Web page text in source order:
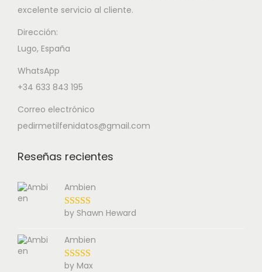
excelente servicio al cliente.
Dirección:
Lugo, España
WhatsApp
+34 633 843 195
Correo electrónico
pedirmetilfenidatos@gmail.com
Reseñas recientes
Ambien
by Shawn Heward
Ambien
by Max